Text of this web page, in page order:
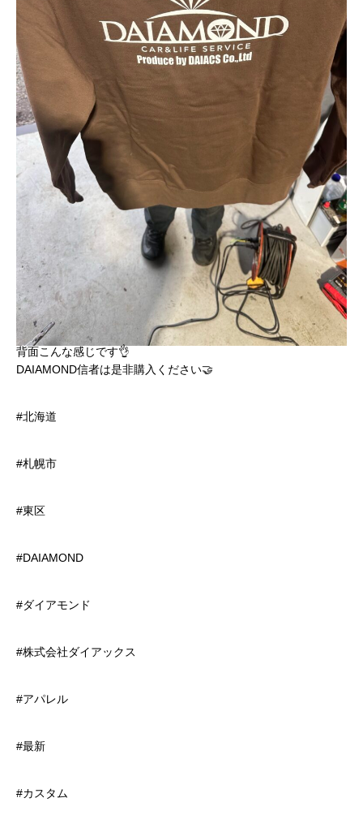
背面こんな感じです👌
DAIAMOND信者は是非購入ください🤝
#北海道
#札幌市
#東区
#DAIAMOND
#ダイアモンド
#株式会社ダイアックス
#アパレル
#最新
#カスタム